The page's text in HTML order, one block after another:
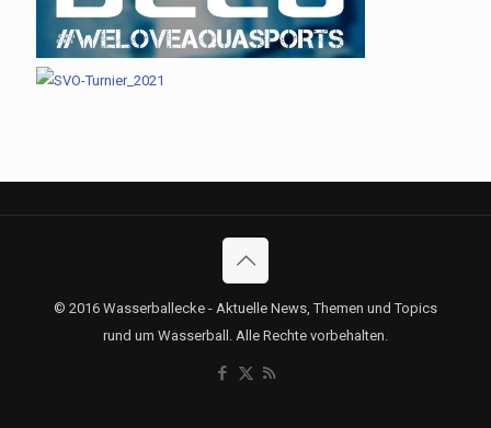
© 2016 Wasserballecke - Aktuelle News, Themen und Topics
rund um Wasserball. Alle Rechte vorbehalten.